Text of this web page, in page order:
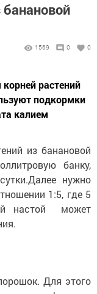
1569 0 0
растений
подкормки
калием
из банановой
банку,
нужно
1:5, где 5
настой может
Для этого